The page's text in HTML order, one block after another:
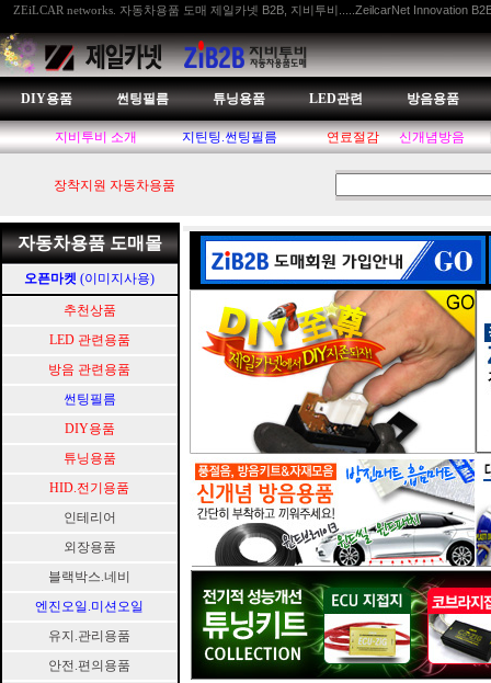
ZEiLCAR networks. 자동차용품 도매 제일카넷 B2B, 지비투비.....ZeilcarNet Innovation
DIY용품 썬팅필름 튜닝용품 LED관련 방음용품
지비투비 소개 지틴팅.썬팅필름 연료절감 신개념방음
장착지원 자동차용품
자동차용품 도매몰
오픈마켓 (이미지사용)
추천상품
LED 관련용품
방음 관련용품
썬팅필름
DIY용품
튜닝용품
HID.전기용품
인테리어
외장용품
블랙박스.네비
엔진오일.미션오일
유지.관리용품
안전.편의용품